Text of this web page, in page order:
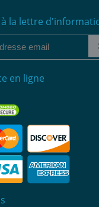
la lettre
en ligne